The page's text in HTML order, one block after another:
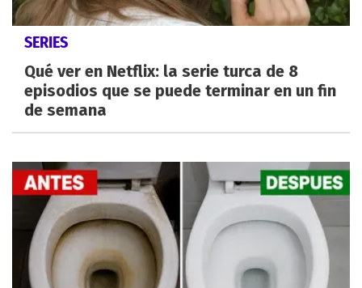
SERIES
Qué ver en Netflix: la serie turca de 8
episodios que se puede terminar en un fin
de semana